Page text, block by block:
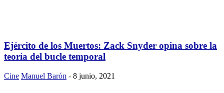
Ejército de los Muertos: Zack Snyder opina sobre la
teoría del bucle temporal
Cine Manuel Barón - 8 junio, 2021